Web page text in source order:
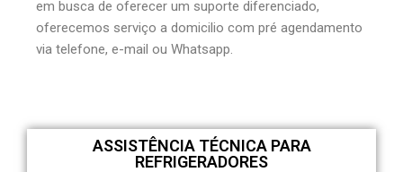
em busca de oferecer um suporte diferenciado,
oferecemos serviço a domicilio com pré agendamento
via telefone, e-mail ou Whatsapp.
ASSISTÊNCIA TÉCNICA PARA
REFRIGERADORES